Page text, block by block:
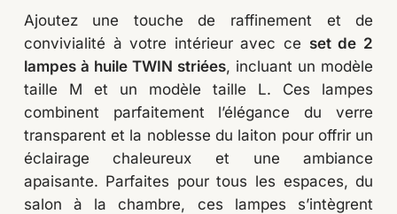
Ajoutez une touche de raffinement et de
convivialité à votre intérieur avec ce set de 2
lampes à huile TWIN striées, incluant un modèle
taille M et un modèle taille L. Ces lampes
combinent parfaitement l’élégance du verre
transparent et la noblesse du laiton pour offrir un
éclairage chaleureux et une ambiance
apaisante. Parfaites pour tous les espaces, du
salon à la chambre, ces lampes s’intègrent